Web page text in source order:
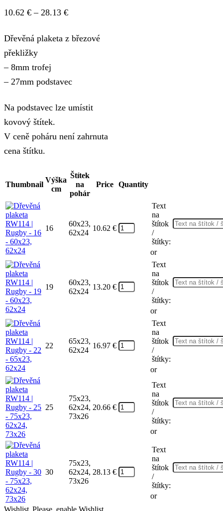
10.62 € – 28.13 €Price
10.62 €
Dřevěná plaketa z březové
překližky
– 8mm trofej
– 27mm podstavec
Na podstavec lze umístit
kovový štítek.
V ceně poháru není zahrnuta
cena štítku.
Thumbnail
Výška
cm
Štítek
na
pohár
Price Quantity
16
60x23,
62x24
10.62 €
Text
na
štítok
/
štítky:
or
19
60x23,
62x24
13.20 €
Text
na
štítok
/
štítky:
or
22
65x23,
62x24
16.97 €
Text
na
štítok
/
štítky:
or
25
75x23,
62x24,
73x26
20.66 €
Text
na
štítok
/
štítky:
or
30
75x23,
62x24,
73x26
28.13 €
Text
na
štítok
/
štítky:
or
Wishlist Please, enable Wishlist.